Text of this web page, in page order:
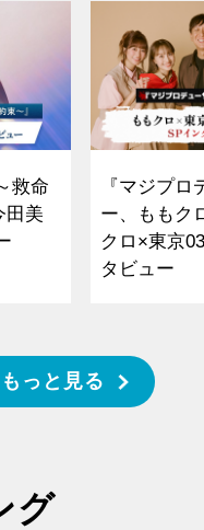
救命
田美
ー
『マジプロ
ー、ももク
クロ×東京
タビュー
っと見る
グ